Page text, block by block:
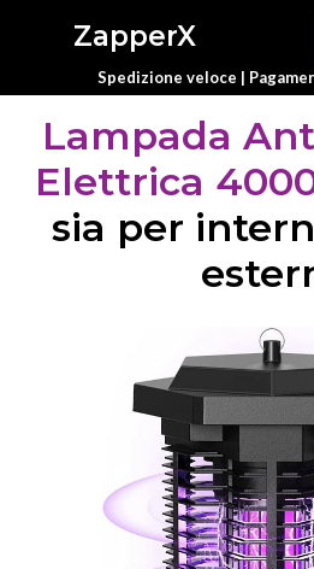
ZapperX
Spedizione veloce |
Lampada
Elettrica
sia per